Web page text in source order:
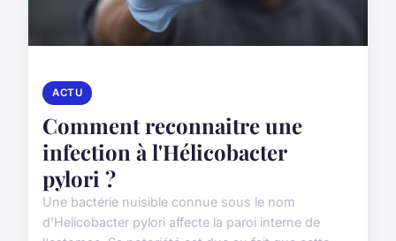
ACTU
Comment reconnaitre une
infection à l'Hélicobacter
pylori ?
Une bactérie nuisible connue sous le nom
d'Helicobacter pylori affecte la paroi interne de